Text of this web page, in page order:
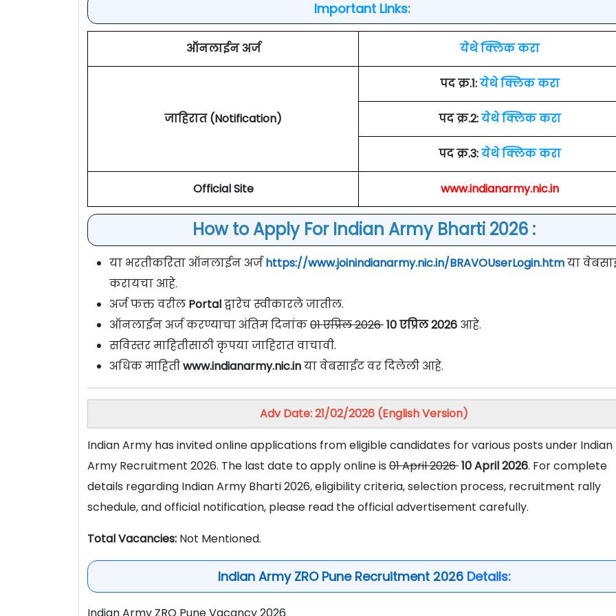
Important Links:
ऑनलाईन अर्ज येथे क्लिक करा
जाहिरात (Notification)
पद क्र.1:येथे क्लिक करा
पद क्र.2:येथे क्लिक करा
पद क्र.3:येथे क्लिक करा
Official Site www.indianarmy.nic.in
How to Apply For Indian Army Bharti 2026 :
या भरतीकरिता ऑनलाईन अर्जhttps://www.joinindianarmy.nic.in/BRAVOUserLogin.htmया
करायचा आहे.
अर्ज फक्त वरील Portalद्वारेच स्वीकारले जातील.
ऑनलाईन अर्ज करण्याचा अंतिम दिनांक01 एप्रिल 202610 एप्रिल 2026 आहे.
सविस्तर माहितीसाठी कृपया जाहिरात वाचावी.
अधिक माहितीwww.indianarmy.nic.inया वेबसाईट वर दिलेली आहे.
Adv Date: 21/02/2026 (English Version)
Indian Army has invited online applications from eligible candidates for various posts under Indian
Army Recruitment 2026. The last date to apply online is 01 April 2026 10 April 2026. For complete
details regarding Indian Army Bharti 2026, eligibility criteria, selection process, recruitment rally
schedule, and official notification, please read the official advertisement carefully.
Total Vacancies: Not Mentioned.
Indian Army ZRO Pune Recruitment 2026Details:
Indian Army ZRO Pune Vacancy 2026